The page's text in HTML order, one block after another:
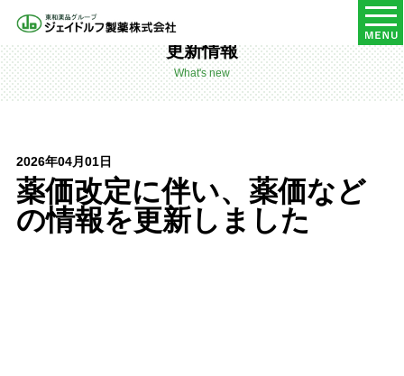
更新情報
What's new
2026年04月01日
薬価改定に伴い、薬価など
の情報を更新しました